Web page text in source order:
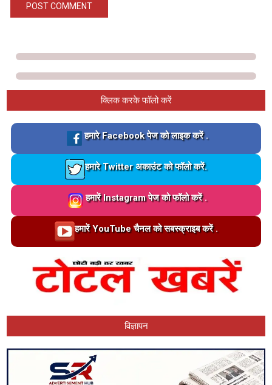
क्लिक करके फॉलो करें
Loading…
हमारे Facebook पेज को लाइक करें .
Loading…
हमारे Twitter अकाउंट को फॉलो करें.
Loading…
हमारें Instagram पेज को फॉलो करें .
Loading…हमारें YouTube चैनल को सबस्क्राइब करें .
विज्ञापन